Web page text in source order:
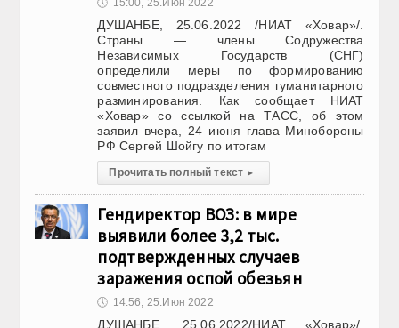
🕔 15:00, 25.Июн 2022
ДУШАНБЕ, 25.06.2022 /НИАТ «Ховар»/.
Страны — члены Содружества
Независимых Государств (СНГ)
определили меры по формированию
совместного подразделения гуманитарного
разминирования. Как сообщает НИАТ
«Ховар» со ссылкой на ТАСС, об этом
заявил вчера, 24 июня глава Минобороны
РФ Сергей Шойгу по итогам
Прочитать полный текст ▸
Гендиректор ВОЗ: в мире
выявили более 3,2 тыс.
подтвержденных случаев
заражения оспой обезьян
🕔 14:56, 25.Июн 2022
ДУШАНБЕ, 25.06.2022/НИАТ «Ховар»/.